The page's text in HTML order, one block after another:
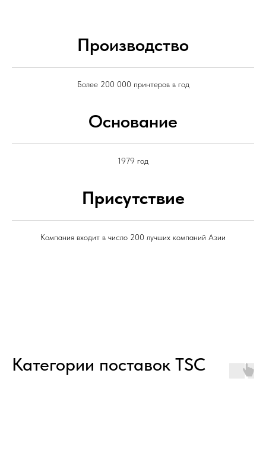
Производство
Более 200 000 принтеров в год
Основание
1979 год
Присутствие
Компания входит в число 200 лучших компаний Азии
Категории поставок TSC